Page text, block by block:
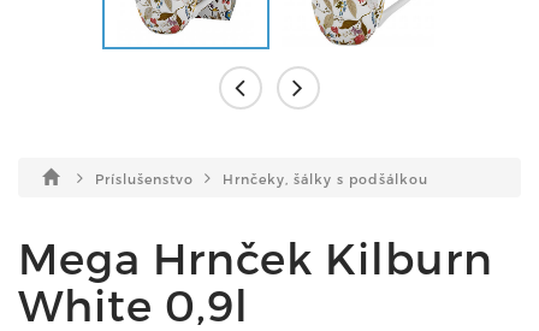
Príslušenstvo Hrnčeky, šálky s podšálkou
Mega Hrnček Kilburn
White 0,9l